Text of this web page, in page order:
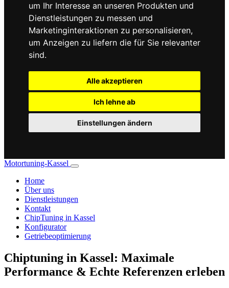
um Ihr Interesse an unseren Produkten und
Dienstleistungen zu messen und
Marketinginteraktionen zu personalisieren,
um Anzeigen zu liefern die für Sie relevanter
sind.
Alle akzeptieren
Ich lehne ab
Einstellungen ändern
Motortuning-Kassel
Home
Über uns
Dienstleistungen
Kontakt
ChipTuning in Kassel
Konfigurator
Getriebeoptimierung
Chiptuning in Kassel: Maximale
Performance & Echte Referenzen erleben